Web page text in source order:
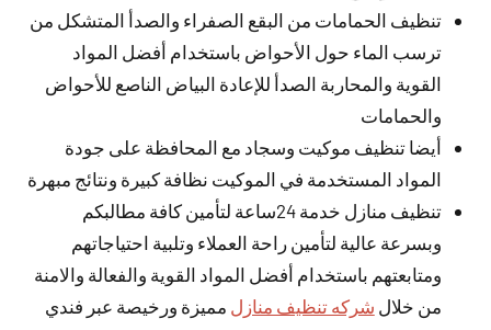
تنظيف الحمامات من البقع الصفراء والصدأ المتشكل من
ترسب الماء حول الأحواض باستخدام أفضل المواد
القوية والمحاربة الصدأ للإعادة البياض الناصع للأحواض
والحمامات
أيضا تنظيف موكيت وسجاد مع المحافظة على جودة
المواد المستخدمة في الموكيت نظافة كبيرة ونتائج مبهرة
تنظيف منازل خدمة 24ساعة لتأمين كافة مطالبكم
وبسرعة عالية لتأمين راحة العملاء وتلبية احتياجاتهم
ومتابعتهم باستخدام أفضل المواد القوية والفعالة والامنة
من خلال شركه تنظيف منازل مميزة ورخيصة عبر فندي